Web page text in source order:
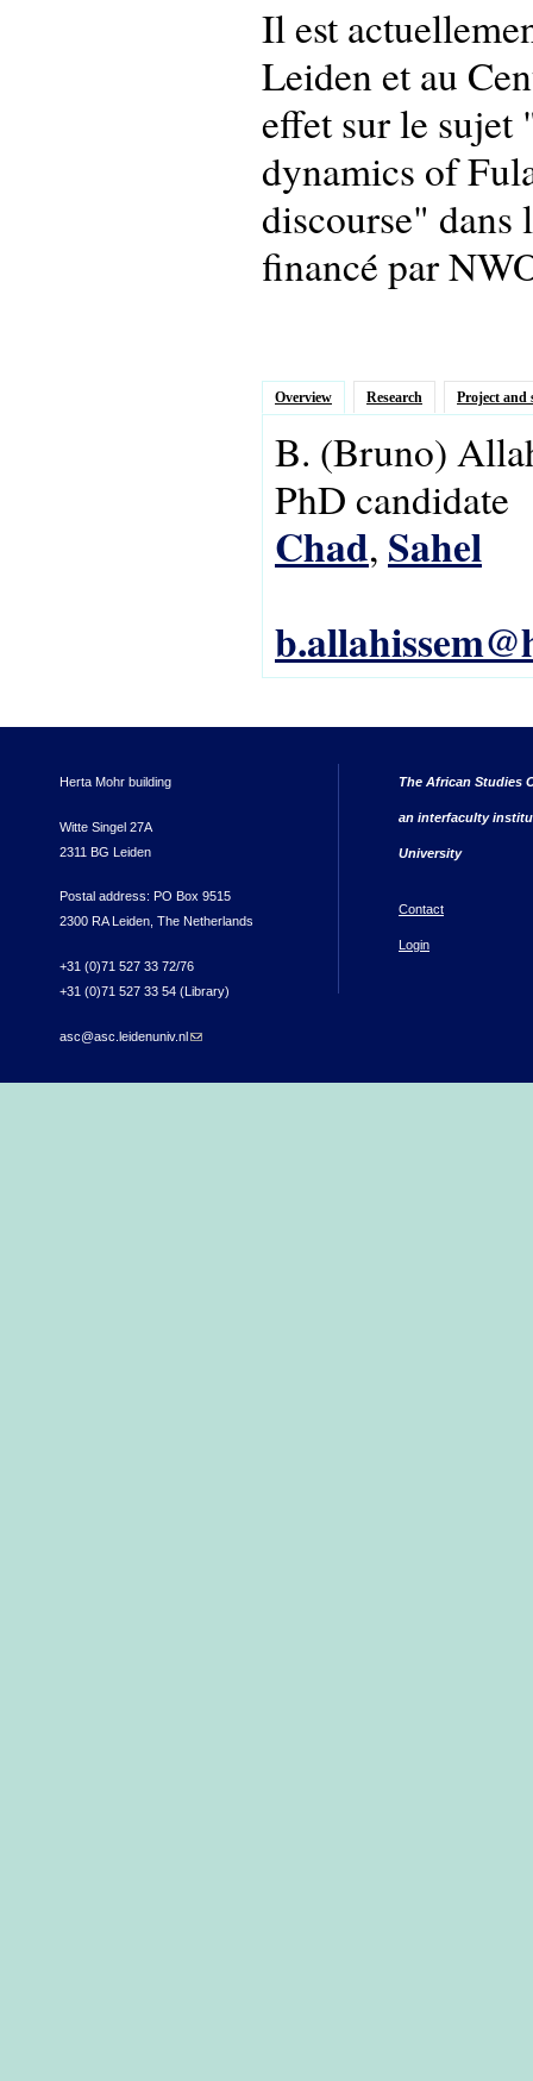
Il est
Leiden et au
effet sur le
dynamics of
discourse"
financé par
Overview Research Project and
B. (Bruno)
PhD candidate
Chad, Sahel
Herta Mohr building
Witte Singel 27A
2311 BG Leiden
Postal address: PO Box 9515
2300 RA Leiden, The Netherlands
+31 (0)71 527 33 72/76
+31 (0)71 527 33 54 (Library)
asc@asc.leidenuniv.nl(link sends e-mail)
The African Studies
an interfaculty
University
Contact
Login